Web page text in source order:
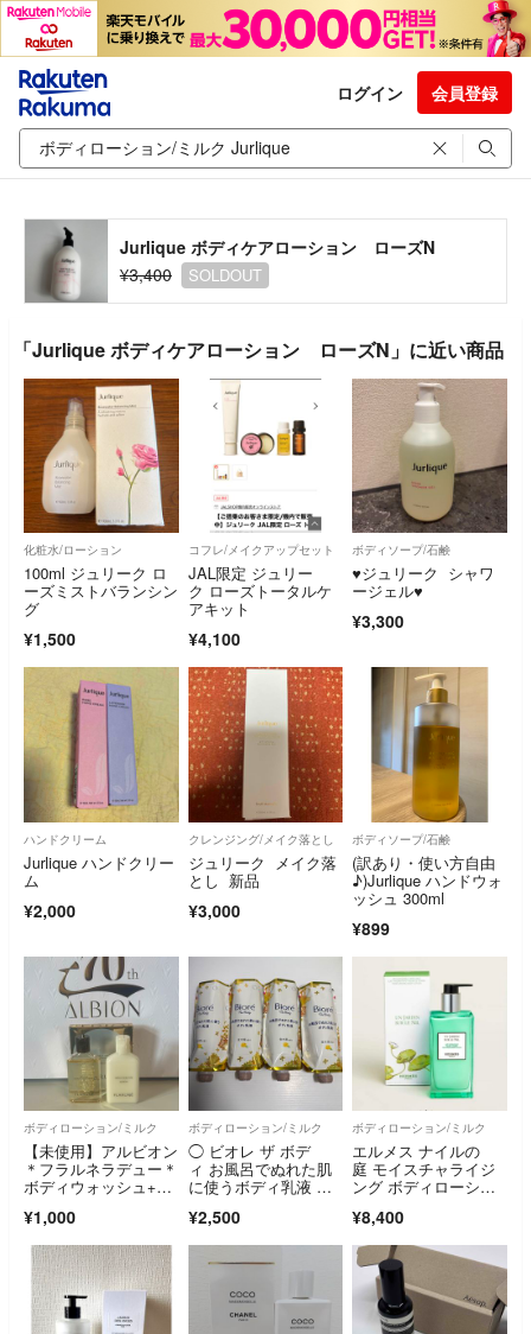
ログイン 会員登録
Jurlique ボディケアローション ローズN
¥3,400
SOLDOUT
「Jurlique ボディケアローション ローズN」に近い商品
化粧水/ローション
100ml ジュリーク ロ
ーズミストバランシン
グ
¥1,500
コフレ/メイクアップセット
JAL限定 ジュリー
ク ローズトータルケ
アキット
¥4,100
ボディソープ/石鹸
♥︎ジュリーク シャワ
ージェル♥︎
¥3,300
ハンドクリーム
Jurlique ハンドクリー
ム
¥2,000
クレンジング/メイク落とし
ジュリーク メイク落
とし 新品
¥3,000
ボディソープ/石鹸
(訳あり・使い方自由
♪)Jurlique ハンドウォ
ッシュ 300ml
¥899
ボディローション/ミルク
【未使用】アルビオン
＊フラルネラデュー＊
ボディウォッシュ+ボ
¥1,000
ボディローション/ミルク
◯ ビオレ ザ ボデ
ィ お風呂でぬれた肌
に使うボディ乳液 金
パック(285ml) ×4
¥2,500
ボディローション/ミルク
エルメス ナイルの
庭 モイスチャライジ
ング ボディローショ
¥8,400